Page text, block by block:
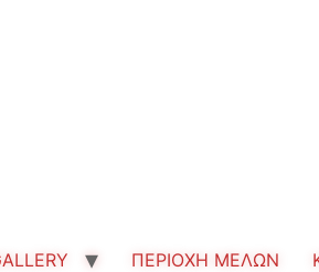
ΠΕΡΙΟΧΗ ΜΕΛΩΝ